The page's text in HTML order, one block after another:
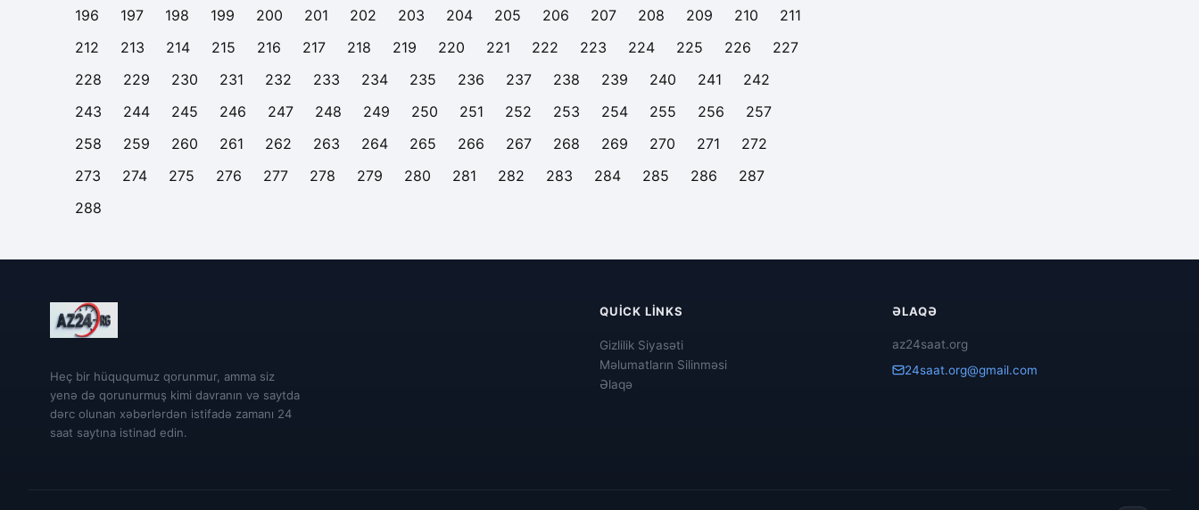
196
197 198 199 200 201 202 203 204 205 206 207 208 209 210
211
212
213 214 215 216 217 218 219 220 221 222 223 224 225 226
227
228
229 230 231 232 233 234 235 236 237 238 239 240 241
242
243
244 245 246 247 248 249 250 251 252 253 254 255 256
257
258
259 260 261 262 263 264 265 266 267 268 269 270 271
272
273
274 275 276 277 278 279 280 281 282 283 284 285 286
287
288
Heç bir hüququmuz qorunmur, amma siz
yenə də qorunurmuş kimi davranın və saytda
dərc olunan xəbərlərdən istifadə zamanı 24
saat saytına istinad edin.
QUICK LINKS
Gizlilik Siyasəti
Məlumatların Silinməsi
Əlaqə
ƏLAQƏ
az24saat.org
24saat.org@gmail.com